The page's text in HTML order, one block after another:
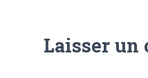
Laisser un